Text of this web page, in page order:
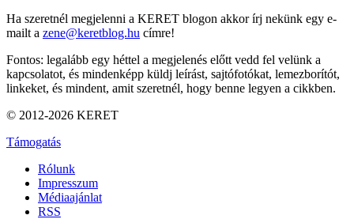
Ha szeretnél megjelenni a KERET blogon akkor írj nekünk egy e-
mailt a zene@keretblog.hu címre!
Fontos: legalább egy héttel a megjelenés előtt vedd fel velünk a
kapcsolatot, és mindenképp küldj leírást, sajtófotókat, lemezborítót,
linkeket, és mindent, amit szeretnél, hogy benne legyen a cikkben.
© 2012-2026 KERET
Támogatás
Rólunk
Impresszum
Médiaajánlat
RSS